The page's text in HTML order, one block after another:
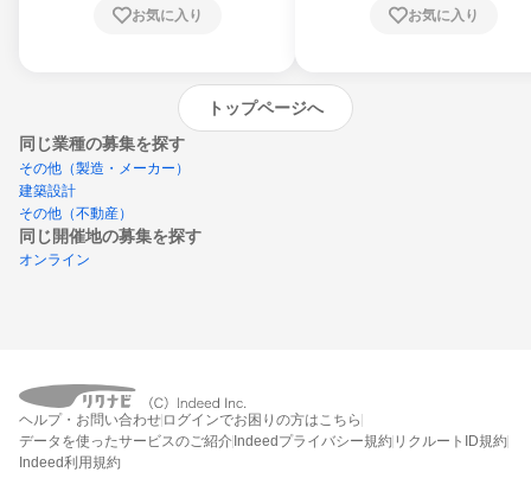
お気に入り お気に入り
トップページへ
同じ業種の募集を探す
その他（製造・メーカー）
建築設計
その他（不動産）
同じ開催地の募集を探す
オンライン
エントリーするとプログラムの詳細案内を
受け取れるようになります
ヘルプ・お問い合わせ ログインでお困りの方はこちら
データを使ったサービスのご紹介 Indeedプライバシー規約 リクルートID規約
Indeed利用規約